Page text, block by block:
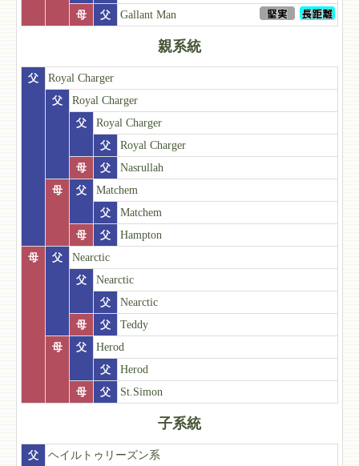
母
父 Gallant Man
親系統
父
Royal Charger
父
Royal Charger
父
Royal Charger
父
Royal Charger
母
父
Nasrullah
母
父
Matchem
父
Matchem
母
父
Hampton
母
父
Nearctic
父
Nearctic
父
Nearctic
母
父
Teddy
母
父
Herod
父
Herod
母
父 St.Simon
子系統
父
ヘイルトゥリーズン系